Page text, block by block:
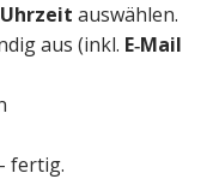
Uhrzeit auswählen.
aus (inkl. E‑Mail
fertig.